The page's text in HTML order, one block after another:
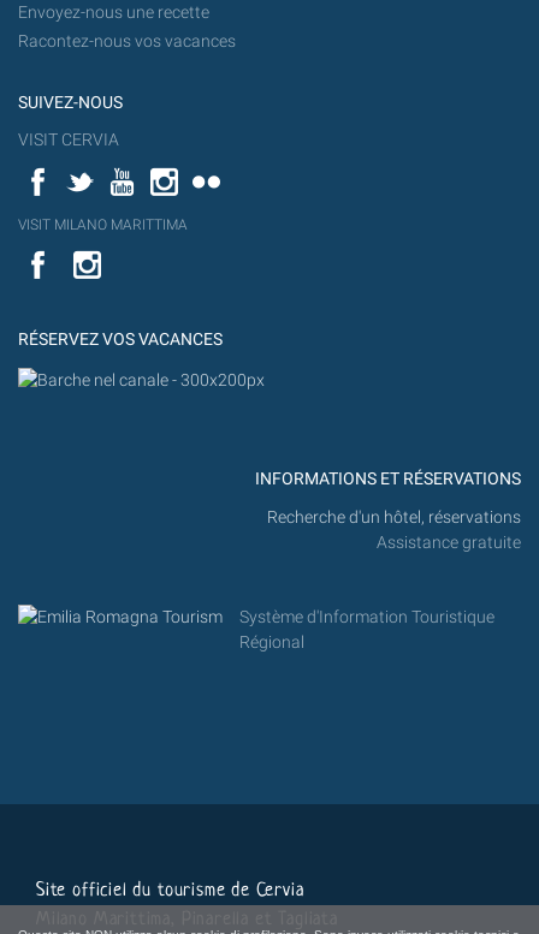
Envoyez-nous une recette
Racontez-nous vos vacances
SUIVEZ-NOUS
VISIT CERVIA
FacebookTwitterYouTubeInstagram
YouT
VISIT MILANO MARITTIMA
Flick
VISIT
MILANO
YouTube
RÉSERVEZ VOS VACANCES
INFORMATIONS ET RÉSERVATIONS
Recherche d'un hôtel, réservations
Assistance gratuite
Système d'Information Touristique
Régional
Site officiel du tourisme de Cervia